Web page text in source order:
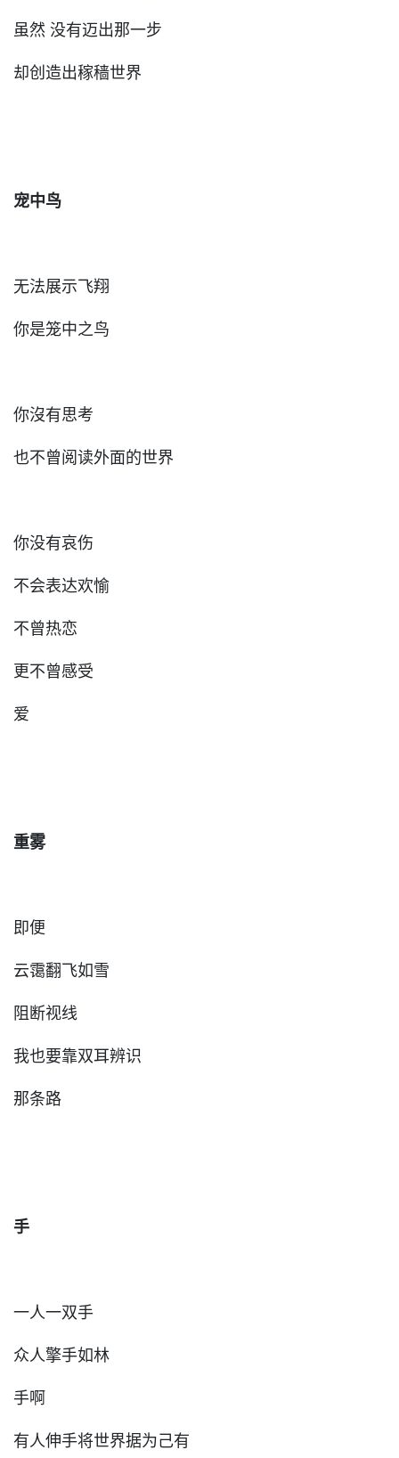
虽然 没有迈出那一步
却创造出稼穑世界
宠中鸟
无法展示飞翔
你是笼中之鸟
你沒有思考
也不曾阅读外面的世界
你没有哀伤
不会表达欢愉
不曾热恋
更不曾感受
爱
重雾
即便
云霭翻飞如雪
阻断视线
我也要靠双耳辨识
那条路
手
一人一双手
众人擎手如林
手啊
有人伸手将世界据为己有